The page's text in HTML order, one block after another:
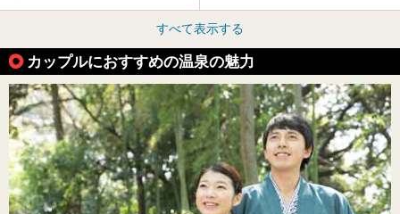
すべて表示する
カップルにおすすめの温泉の魅力